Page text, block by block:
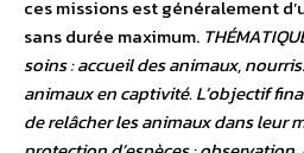
ces missions est généralement
sans durée maximum.
soins : accueil des animaux,
animaux en captivité. L’objectif
de relâcher les animaux dans leur